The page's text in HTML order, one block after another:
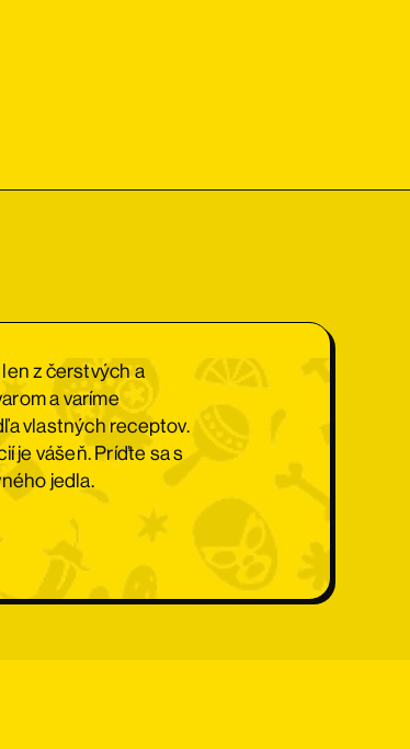
z čerstvých a
a varíme
vlastných receptov.
je vášeň. Príďte sa s
jedla.